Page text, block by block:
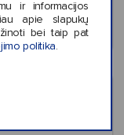
ir informacijos
apie slapukų
bei taip pat
politika.
+10